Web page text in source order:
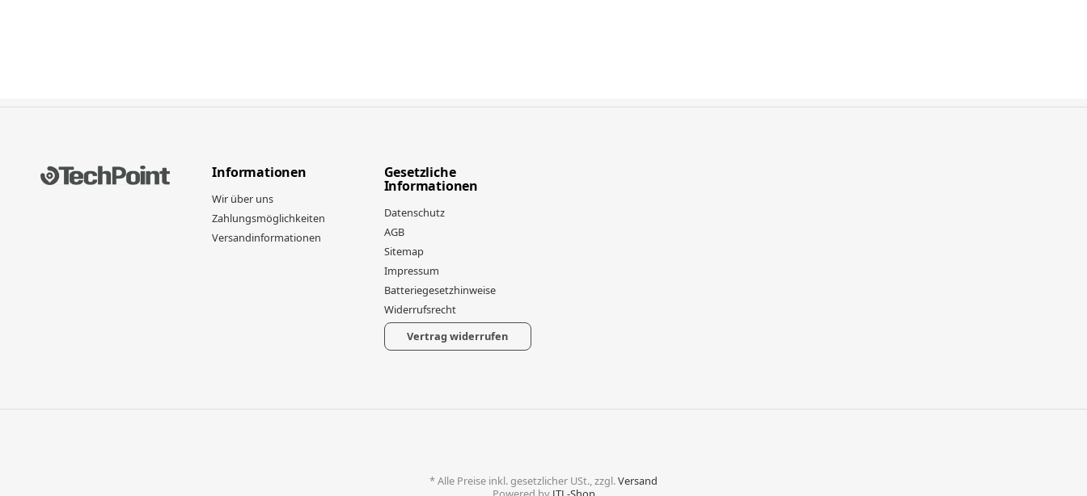
Informationen
Wir über uns
Zahlungsmöglichkeiten
Versandinformationen
Gesetzliche
Informationen
Datenschutz
AGB
Sitemap
Impressum
Batteriegesetzhinweise
Widerrufsrecht
Vertrag widerrufen
*Alle Preise inkl. gesetzlicher USt., zzgl.Versand